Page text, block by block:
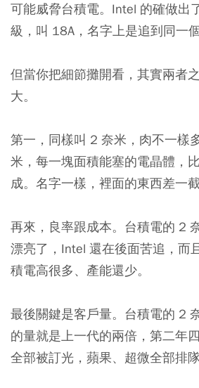
可能威脅台積電。Intel 的確做出
級，叫 18A，名字上是追到同一個
但當你把細節攤開看，其實兩者
大。
第一，同樣叫 2 奈米，肉不一樣
米，每一塊面積能塞的電晶體，
成。名字一樣，裡面的東西差一截
再來，良率跟成本。台積電的 2
漂亮了，Intel 還在後面苦追，而
積電高很多、產能還少。
最後關鍵是客戶量。台積電的 2
的量就是上一代的兩倍，第二年
全部被訂光，蘋果、超微全部排隊